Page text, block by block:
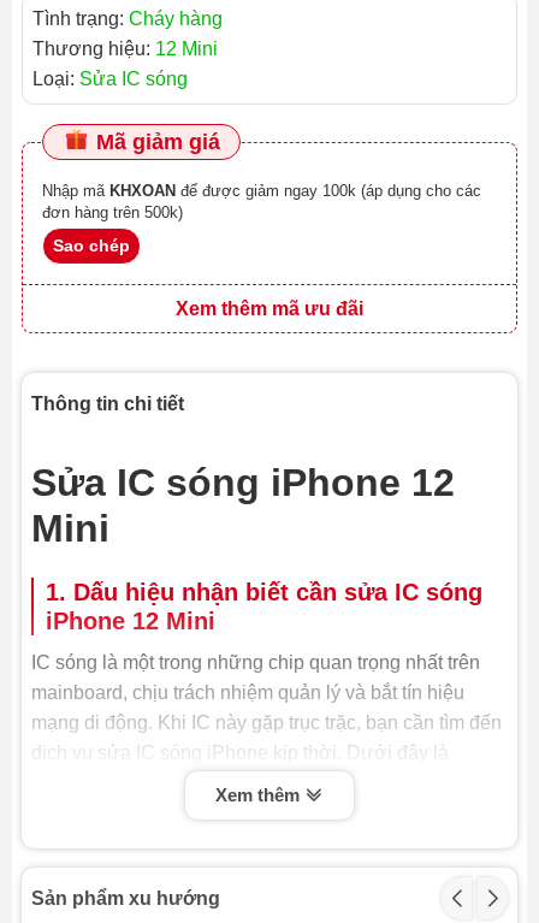
Tình trạng: Cháy hàng
Thương hiệu: 12 Mini
Loại: Sửa IC sóng
Mã giảm giá
Nhập mã KHXOAN
đơn hàng trên 500k)
Sao chép
Xem thêm mã ưu đãi
Thông tin chi tiết
Sửa IC sóng iPhone 12
Mini
1. Dấu hiệu nhận biết cần sửa IC sóng
iPhone 12 Mini
IC sóng là một trong những chip quan trọng nhất trên
mainboard, chịu trách nhiệm quản lý và bắt tín hiệu
mạng di động. Khi IC này gặp trục trặc, bạn cần tìm đến
dịch vụ sửa IC sóng iPhone kịp thời. Dưới đây là
những dấu hiệu rõ ràng cho thấy đã đến lúc bạn cần
sửa IC sóng iPhone 12 Mini:
iPhone 12 Mini liên tục báo "Không có dịch vụ" (No
Xem thêm
Sản phẩm xu hướng